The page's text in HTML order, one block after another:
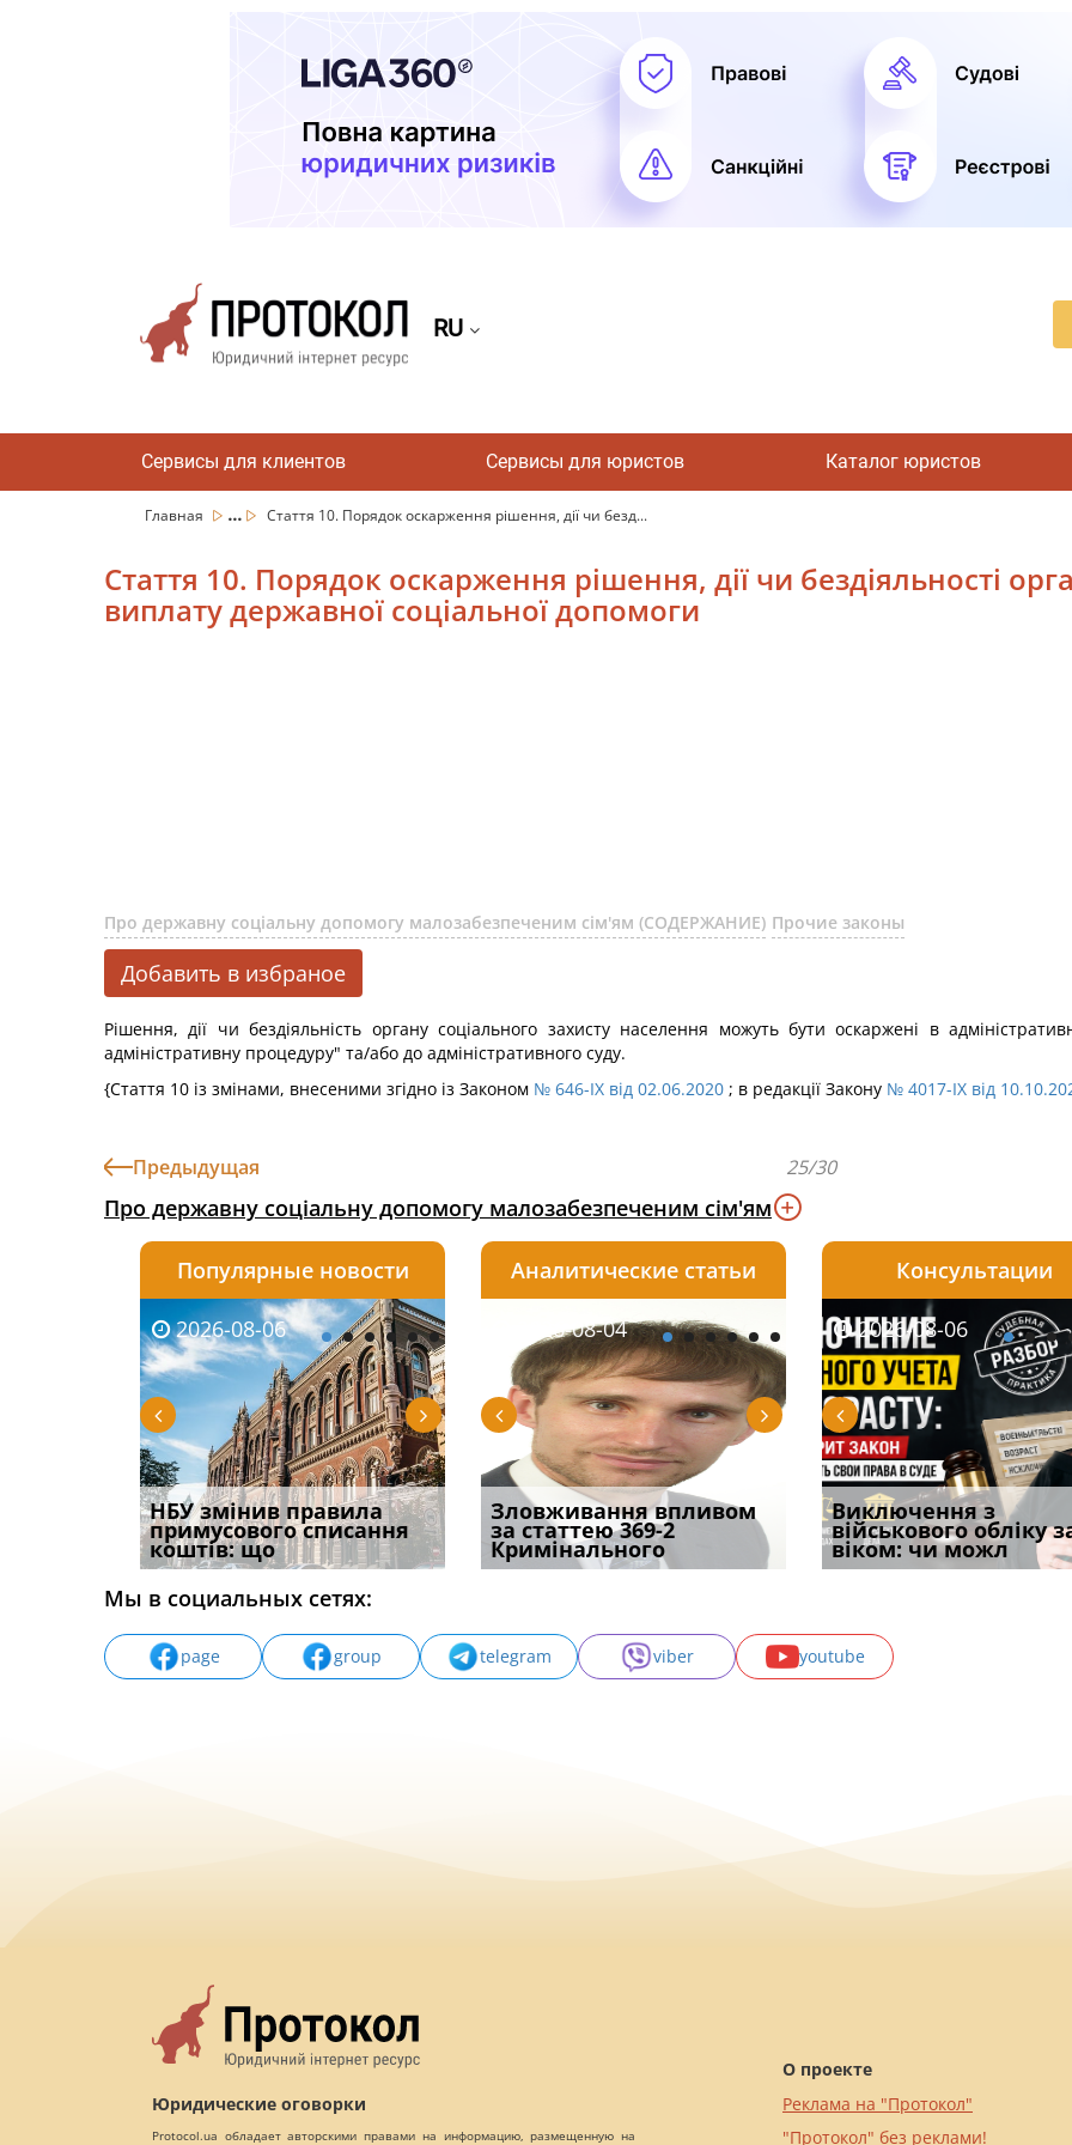
RU
Сервисы для клиентов Сервисы для юристов Каталог юристов
Главная ... Стаття 10. Порядок оскарження рішення, дії чи безд...
Стаття 10. Порядок оскарження рішення, дії чи бездіяльності
виплату державної соціальної допомоги
Про державну соціальну допомогу малозабезпеченим сім'ям (СОДЕРЖАНИЕ) Прочие законы
Добавить в избраное
Рішення, дії чи бездіяльність органу соціального захисту населення можуть бути оскаржені в
адміністративну процедуру" та/або до адміністративного суду.
{Стаття 10 із змінами, внесеними згідно із Законом № 646-IX від 02.06.2020 ; в редакції Закону № 4017-IX від
Предыдущая 25/30
Про державну соціальну допомогу малозабезпеченим сім'ям
Популярные новости
2026-08-06
НБУ змінив правила
примусового списання
коштів: що
2026-08-06
Якщо суд встановив для
відшкодування шкоди
наявніс
2026-08-06
Документи, на яких не
проставляється
апостиль: пер
Аналитические статьи
2026-08-03
Водії можуть отримати
компенсацію за
незаконні дії
2026-08-04
Зловживання впливом
за статтею 369-2
Кримінального
2026-08-04
Переоформлення
відстрочки за іншою
підставою: нов
Консультации
2026-08-05
Особливості захисту у
кримінальному
провадженні: я
2026-08-06
Виключення з
військового обліку
віком: чи можл
2026-07-30
Восьмий ААС
підтвердив, що
може скас
Мы в социальных сетях:
page group telegram viber youtube
Юридические оговорки
Protocol.ua обладает авторскими правами на информацию, размещенную на
О проекте
Реклама на "Протокол"
"Протокол" без реклами!